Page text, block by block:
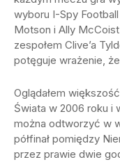
wyboru I-Spy
Motson i Ally
zespołem Clive’a
potęguje wrażenie,
Oglądałem
Świata w 2006 roku i
można odtworzyć w
półfinał pomiędzy
przez prawie dwie